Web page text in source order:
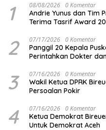
1 08/08/2026 0 Komentar
Andrie Yunus dan Tim
Terima Tasrif Award
2 07/17/2026 0 Komentar
Panggil 20 Kepala
Perintahkan Dokter
3 07/16/2026 0 Komentar
Wakil Ketua DPRK
Persoalan Pokir
4 07/16/2026 0 Komentar
Ketua Demokrat
Untuk Demokrat Aceh